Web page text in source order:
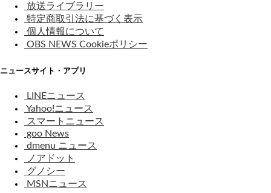
放送ライブラリー
特定商取引法に基づく表示
個人情報について
OBS NEWS Cookieポリシー
ニュースサイト・アプリ
LINEニュース
Yahoo!ニュース
スマートニュース
goo News
dmenu ニュース
ノアドット
グノシー
MSNニュース